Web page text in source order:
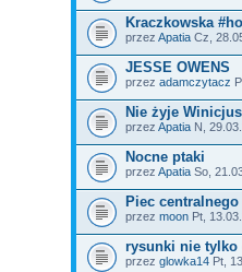
Kraczkowska
przez Apatia Cz,
JESSE OWENS
przez adamczytacz
Nie żyje
przez Apatia N,
Nocne ptaki
przez Apatia So,
Piec
przez moon Pt,
rysunki nie tylko
przez glowka14 Pt,